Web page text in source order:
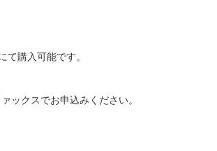
購入可能です。
ックスでお申込みください。